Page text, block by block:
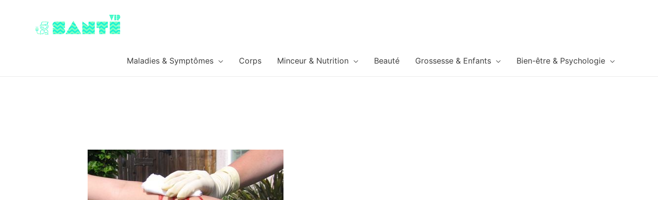
Maladies & Symptômes Corps Minceur & Nutrition Beauté Grossesse & Enfants Bien-être & Psychologie